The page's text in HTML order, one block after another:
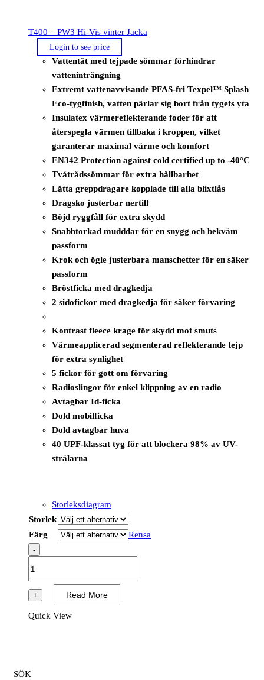
T400 – PW3 Hi-Vis vinter Jacka
Login to see price
Vattentät med tejpade sömmar förhindrar
vatteninträngning
Extremt vattenavvisande PFAS-fri Texpel™ Splash
Eco-tygfinish, vatten pärlar sig bort från tygets yta
Insulatex värmereflekterande foder för att
återspegla värmen tillbaka i kroppen, vilket
garanterar maximal värme och komfort
EN342 Protection against cold certified up to -40°C
Tvåtrådssömmar för extra hållbarhet
Lätta greppdragare kopplade till alla blixtlås
Dragsko justerbar nertill
Böjd ryggfåll för extra skydd
Snabbtorkad mudddar för en snygg och bekväm
passform
Krok och ögle justerbara manschetter för en säker
passform
Bröstficka med dragkedja
2 sidofickor med dragkedja för säker förvaring
Kontrast fleece krage för skydd mot smuts
Värmeapplicerad segmenterad reflekterande tejp
för extra synlighet
5 fickor för gott om förvaring
Radioslingor för enkel klippning av en radio
Avtagbar Id-ficka
Dold mobilficka
Dold avtagbar huva
40 UPF-klassat tyg för att blockera 98% av UV-
strålarna
Storleksdiagram
Storlek
Färg
Rensa
-
PW3
Vis
+ Read More
Quick View
SÖK